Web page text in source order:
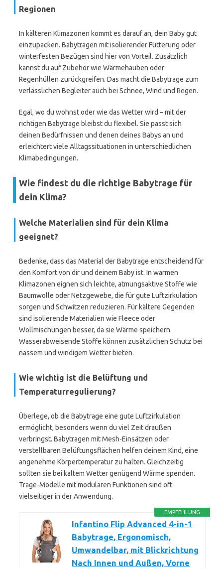
Regionen
In kälteren Klimazonen kommt es darauf an, dein Baby gut
einzupacken. Babytragen mit isolierender Fütterung oder
winterfesten Bezügen sind hier von Vorteil. Zusätzlich
kannst du auf Zubehör wie Wärmehauben oder
Regenhüllen zurückgreifen. Das macht die Babytrage zum
verlässlichen Begleiter auch bei Schnee, Wind und Regen.
Egal, wo du wohnst oder wie das Wetter wird – mit der
richtigen Babytrage bleibst du flexibel. Sie passt sich
deinen Bedürfnissen und denen deines Babys an und
erleichtert viele Alltagssituationen in unterschiedlichen
Klimabedingungen.
Wie findest du die richtige Babytrage für
dein Klima?
Welche Materialien sind für dein Klima
geeignet?
Bedenke, dass das Material der Babytrage entscheidend für
den Komfort von dir und deinem Baby ist. In warmen
Klimazonen eignen sich leichte, atmungsaktive Stoffe wie
Baumwolle oder Netzgewebe, die für gute Luftzirkulation
sorgen und Schwitzen reduzieren. Für kältere Gegenden
sind isolierende Materialien wie Fleece oder
Wollmischungen besser, da sie Wärme speichern.
Wasserabweisende Stoffe können zusätzlichen Schutz bei
nassem und windigem Wetter bieten.
Wie wichtig ist die Belüftung und
Temperaturregulierung?
Überlege, ob die Babytrage eine gute Luftzirkulation
ermöglicht, besonders wenn du viel Zeit draußen
verbringst. Babytragen mit Mesh-Einsätzen oder
verstellbaren Belüftungsflächen helfen deinem Kind, eine
angenehme Körpertemperatur zu halten. Gleichzeitig
sollten sie bei kaltem Wetter genügend Wärme spenden.
Trage-Modelle mit modularen Funktionen sind oft
vielseitiger in der Anwendung.
EMPFEHLUNG
Infantino Flip Advanced 4-in-1
Babytrage, Ergonomisch,
Umwandelbar, mit Blickrichtung
Nach Innen und Außen, Vorne